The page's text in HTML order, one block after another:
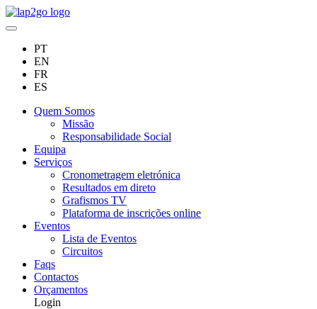
PT
EN
FR
ES
Quem Somos
Missão
Responsabilidade Social
Equipa
Serviços
Cronometragem eletrónica
Resultados em direto
Grafismos TV
Plataforma de inscrições online
Eventos
Lista de Eventos
Circuitos
Faqs
Contactos
Orçamentos
Login